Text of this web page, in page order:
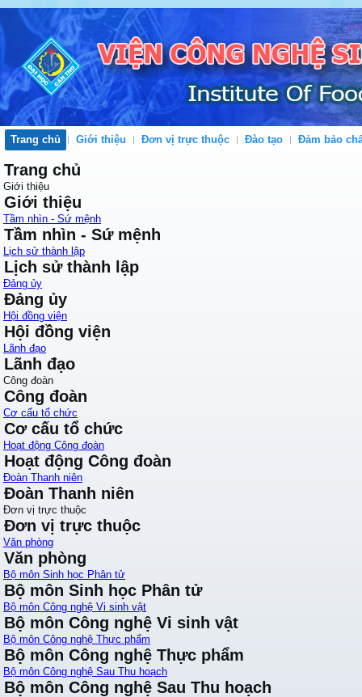
Trang chủ Giới thiệu Đơn vị trực thuộc Đào tạo Đảm bảo
Trang chủ
Giới thiệu
Giới thiệu
Tầm nhìn - Sứ mệnh
Tầm nhìn - Sứ mệnh
Lịch sử thành lập
Lịch sử thành lập
Đảng ủy
Đảng ủy
Hội đồng viện
Hội đồng viện
Lãnh đạo
Lãnh đạo
Công đoàn
Công đoàn
Cơ cấu tổ chức
Cơ cấu tổ chức
Hoạt động Công đoàn
Hoạt động Công đoàn
Đoàn Thanh niên
Đoàn Thanh niên
Đơn vị trực thuộc
Đơn vị trực thuộc
Văn phòng
Văn phòng
Bộ môn Sinh học Phân tử
Bộ môn Sinh học Phân tử
Bộ môn Công nghệ Vi sinh vật
Bộ môn Công nghệ Vi sinh vật
Bộ môn Công nghệ Thực phẩm
Bộ môn Công nghệ Thực phẩm
Bộ môn Công nghệ Sau Thu hoạch
Bộ môn Công nghệ Sau Thu hoạch